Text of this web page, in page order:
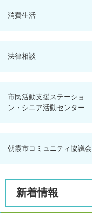
消費生活
法律相談
市民活動支援ステーショ
ン・シニア活動センター
朝霞市コミュニティ協議会
新着情報